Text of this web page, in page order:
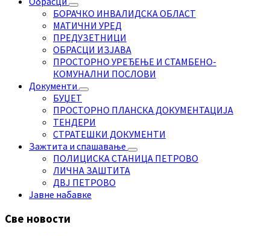
БОРАЧКО ИНВАЛИДСКА ОБЛАСТ
МАТИЧНИ УРЕД
ПРЕДУЗЕТНИЦИ
ОБРАСЦИ ИЗЈАВА
ПРОСТОРНО УРЕЂЕЊЕ И СТАМБЕНО-
КОМУНАЛНИ ПОСЛОВИ
Документи
БУЏЕТ
ПРОСТОРНО ПЛАНСКА ДОКУМЕНТАЦИЈА
ТЕНДЕРИ
СТРАТЕШКИ ДОКУМЕНТИ
Зажтита и спашавање
ПОЛИЦИСКА СТАНИЦА ПЕТРОВО
ЛИЧНА ЗАШТИТА
ДВЈ ПЕТРОВО
Јавне набавке
Све новости